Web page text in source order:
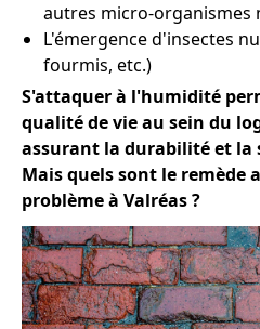
autres micro-organismes
L'émergence d'insectes
fourmis, etc.)
S'attaquer à l'humidité
qualité de vie au sein du
assurant la durabilité et la
Mais quels sont le remède
problème à Valréas ?